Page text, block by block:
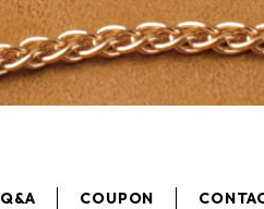
Q&A COUPON